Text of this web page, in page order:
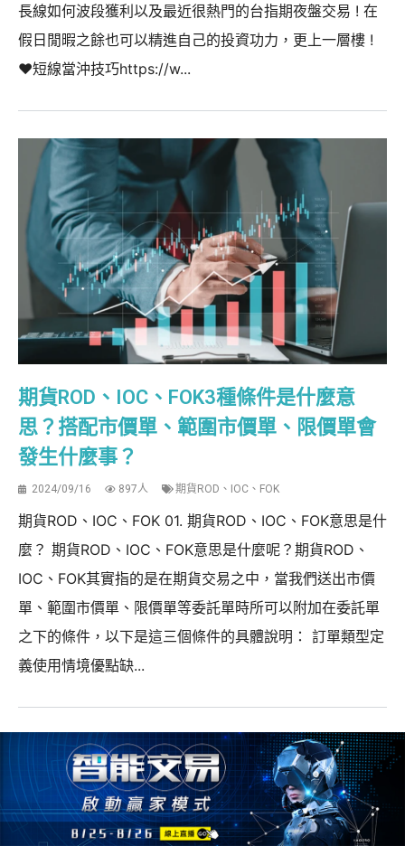
長線如何波段獲利以及最近很熱門的台指期夜盤交易 ! 在
假日閒暇之餘也可以精進自己的投資功力，更上一層樓 !
❤️短線當沖技巧https://w...
期貨ROD、IOC、FOK3種條件是什麼意
思？搭配市價單、範圍市價單、限價單會
發生什麼事？
2024/09/16 897人 期貨ROD、IOC、FOK
期貨ROD、IOC、FOK 01. 期貨ROD、IOC、FOK意思是什
麼？ 期貨ROD、IOC、FOK意思是什麼呢？期貨ROD、
IOC、FOK其實指的是在期貨交易之中，當我們送出市價
單、範圍市價單、限價單等委託單時所可以附加在委託單
之下的條件，以下是這三個條件的具體說明： 訂單類型定
義使用情境優點缺...
加入選擇權搖錢樹 line@
加入選擇權搖錢樹LINE : @optree，可收到最新的選擇權